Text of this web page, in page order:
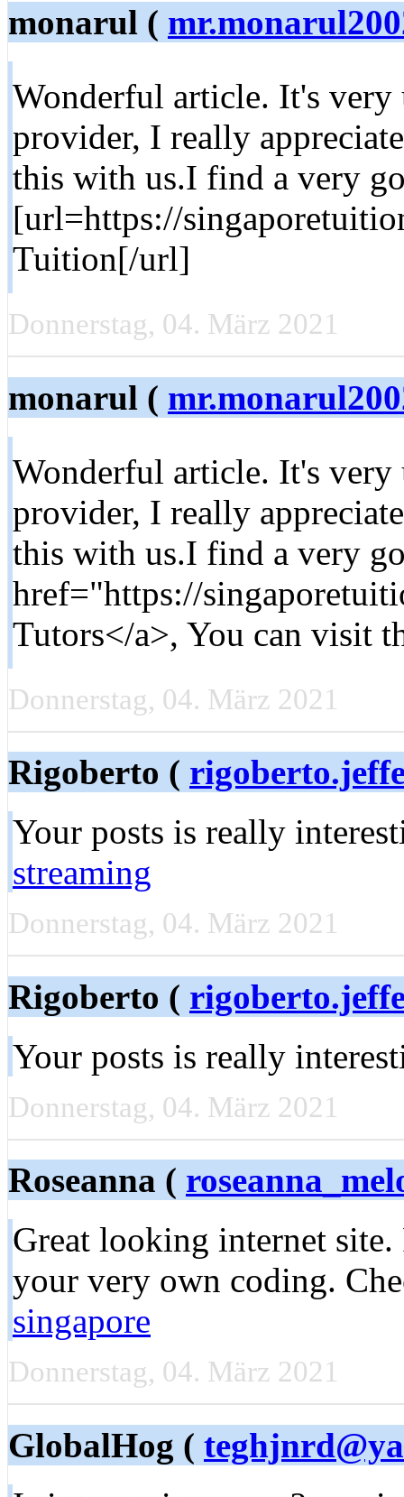
monarul (
Wonderful article. It's very
provider, I really
this with us.I find a very
[url=https://
Tuition[/url]
Donnerstag, 04. März 2021
monarul (
Wonderful article. It's very
provider, I really
this with us.I find a very
href="https://
Tutors</a>, You can visit
Donnerstag, 04. März 2021
Rigoberto (
Your posts is really
streaming
Donnerstag, 04. März 2021
Rigoberto (
Your posts is really
Donnerstag, 04. März 2021
Roseanna (
Great looking internet
your very own coding.
singapore
Donnerstag, 04. März 2021
GlobalHog (